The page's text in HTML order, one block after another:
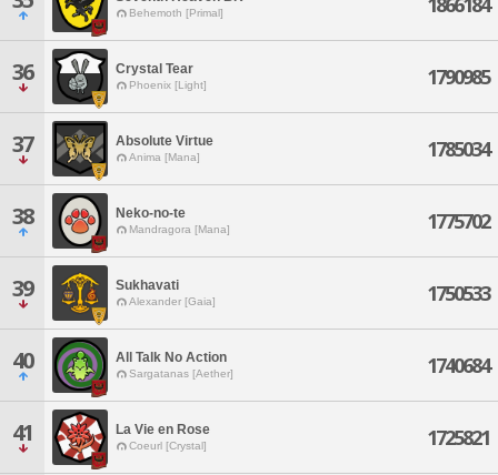
Behemoth [Primal]
36 Crystal Tear
Phoenix [Light] 1790985
37 Absolute Virtue
Anima [Mana] 1785034
38 Neko-no-te
Mandragora [Mana] 1775702
39 Sukhavati
Alexander [Gaia] 1750533
40 All Talk No Action
Sargatanas [Aether] 1740684
41 La Vie en Rose
Coeurl [Crystal] 1725821